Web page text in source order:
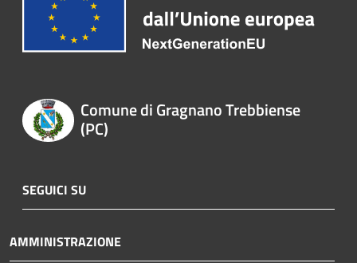
Comune di Gragnano Trebbiense
(PC)
SEGUICI SU
AMMINISTRAZIONE